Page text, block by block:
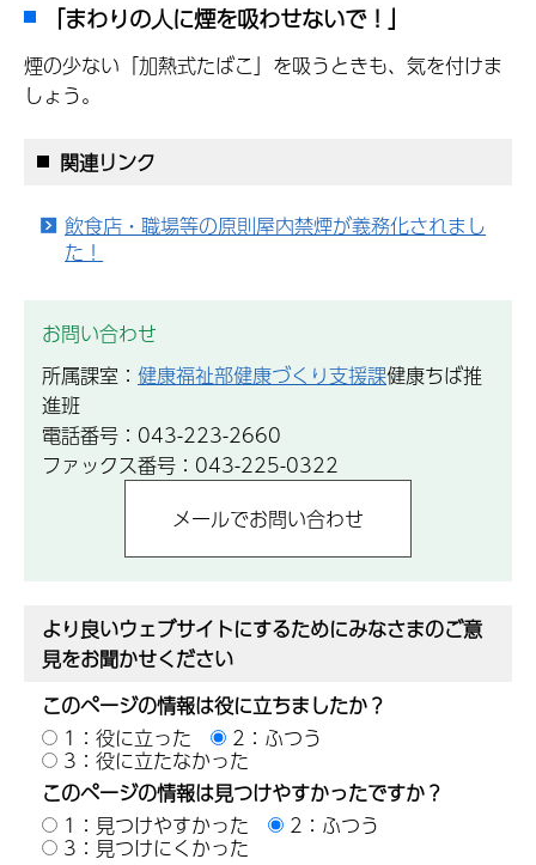
「まわりの人に煙を吸わせないで！」
煙の少ない「加熱式たばこ」を吸うときも、気を付けま
しょう。
関連リンク
飲食店・職場等の原則屋内禁煙が義務化されまし
た！
お問い合わせ
所属課室： 健康福祉部健康づくり支援課健康ちば推
進班
電話番号：043-223-2660
ファックス番号：043-225-0322
より良いウェブサイトにするためにみなさまのご意
見をお聞かせください
このページの情報は役に立ちましたか？
1：役に立った
2：ふつう
3：役に立たなかった
このページの情報は見つけやすかったですか？
1：見つけやすかった
2：ふつう
3：見つけにくかった